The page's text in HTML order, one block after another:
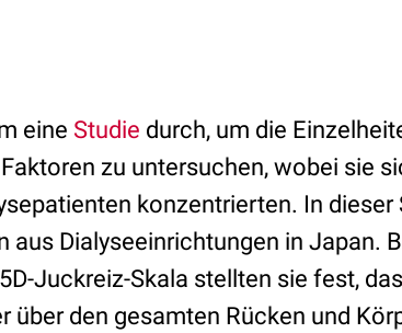
eine Studie durch, um die
zu untersuchen, wobei sie
konzentrierten. In dieser
Dialyseeinrichtungen in Japan.
Juckreiz-Skala stellten sie fest,
über den gesamten Rücken und